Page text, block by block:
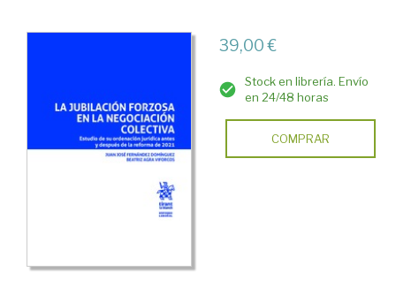
39,00 €
Stock en librería. Envío
en 24/48 horas
COMPRAR